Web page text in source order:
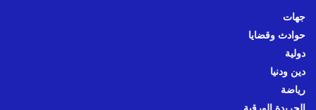
جهات
حوادث وقضايا
دولية
دين ودنيا
رياضة